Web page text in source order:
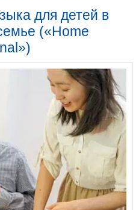
для детей в
(«Home